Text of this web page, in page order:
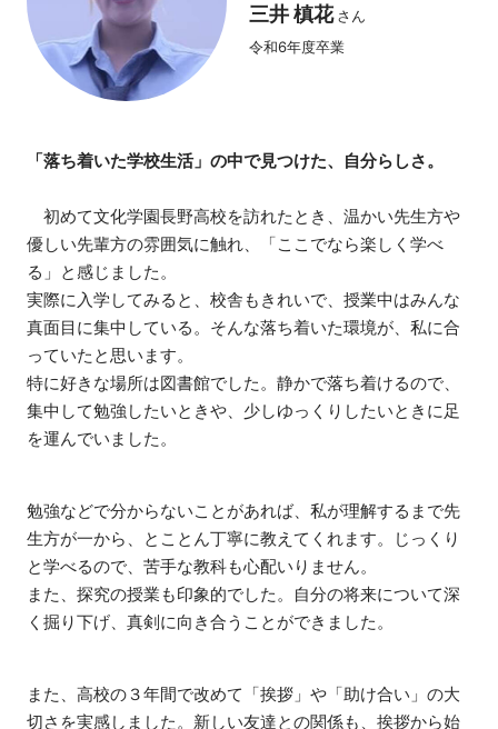
三井 槙花 さん
令和6年度卒業
「落ち着いた学校生活」の中で見つけた、自分らしさ。
初めて文化学園長野高校を訪れたとき、温かい先生方や
優しい先輩方の雰囲気に触れ、「ここでなら楽しく学べ
る」と感じました。
実際に入学してみると、校舎もきれいで、授業中はみんな
真面目に集中している。そんな落ち着いた環境が、私に合
っていたと思います。
特に好きな場所は図書館でした。静かで落ち着けるので、
集中して勉強したいときや、少しゆっくりしたいときに足
を運んでいました。
勉強などで分からないことがあれば、私が理解するまで先
生方が一から、とことん丁寧に教えてくれます。じっくり
と学べるので、苦手な教科も心配いりません。
また、探究の授業も印象的でした。自分の将来について深
く掘り下げ、真剣に向き合うことができました。
また、高校の３年間で改めて「挨拶」や「助け合い」の大
切さを実感しました。新しい友達との関係も、挨拶から始